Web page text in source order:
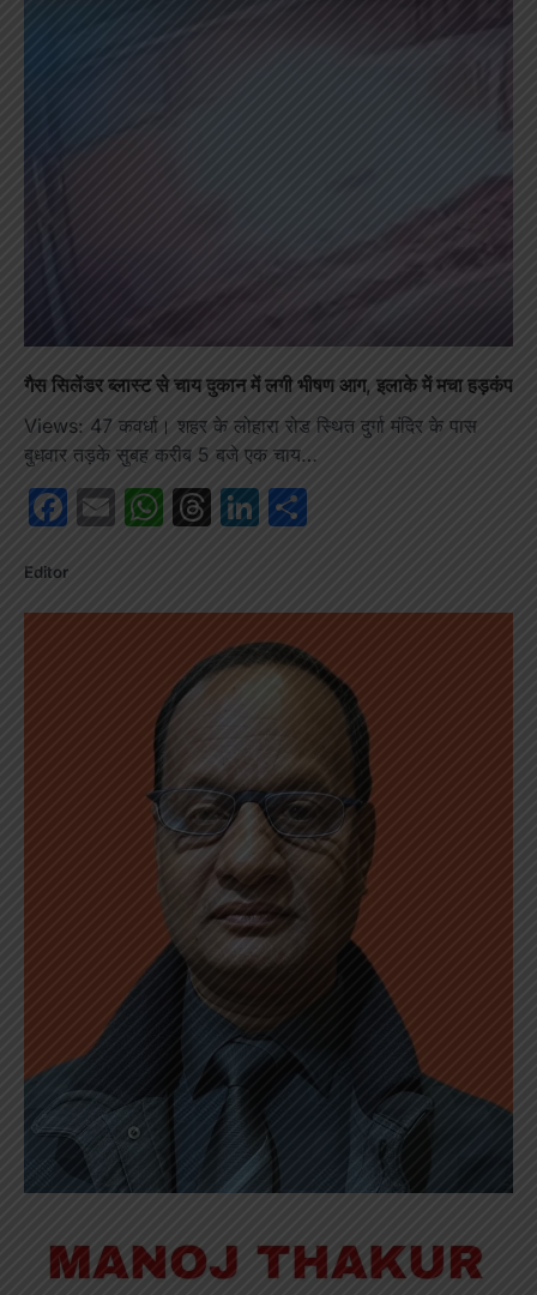
गैस सिलेंडर ब्लास्ट से चाय दुकान में लगी भीषण आग, इलाके में मचा हड़कंप
Views: 47 कवर्धा। शहर के लोहारा रोड स्थित दुर्गा मंदिर के पास
बुधवार तड़के सुबह करीब 5 बजे एक चाय…
Facebook
EmailWhatsApp
Threads
LinkedIn
Editor